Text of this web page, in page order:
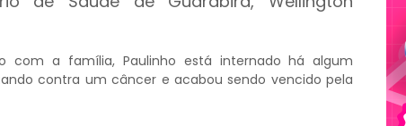
com a família, Paulinho está internado há algum
contra um câncer e acabou sendo vencido pela